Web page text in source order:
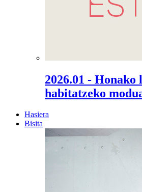
2026.01 -
habitatzeko
Hasiera
Bisita